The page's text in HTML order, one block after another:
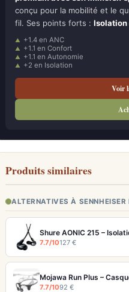
conçu pour la mobilité et le
fil. Ses points forts : Isolation
+1.4 en ANC
+1.1 en Confort
+1.1 en Autonomie
+2 en Isolation
Voir
Produits similaires
ALTERNATIVES À
7.7/10127 €
7.7/1092 €